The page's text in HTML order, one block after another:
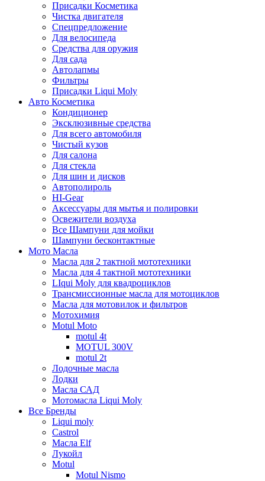
Присадки Косметика
Чистка двигателя
Спецпредложение
Для велосипеда
Средства для оружия
Для сада
Автолапмы
Фильтры
Присадки Liqui Moly
Авто Косметика
Кондиционер
Эксклюзивные средства
Для всего автомобиля
Чистый кузов
Для салона
Для стекла
Для шин и дисков
Автополироль
HI-Gear
Аксессуары для мытья и полировки
Освежители воздуха
Все Шампуни для мойки
Шампуни бесконтактные
Мото Масла
Масла для 2 тактной мототехники
Масла для 4 тактной мототехники
LIqui Moly для квадроциклов
Трансмиссионные масла для мотоциклов
Масла для мотовилок и фильтров
Мотохимия
Motul Moto
motul 4t
MOTUL 300V
motul 2t
Лодочные масла
Лодки
Масла САД
Мотомасла Liqui Moly
Все Бренды
Liqui moly
Castrol
Масла Elf
Лукойл
Motul
Motul Nismo